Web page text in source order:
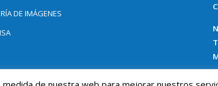
DE IMÁGENES